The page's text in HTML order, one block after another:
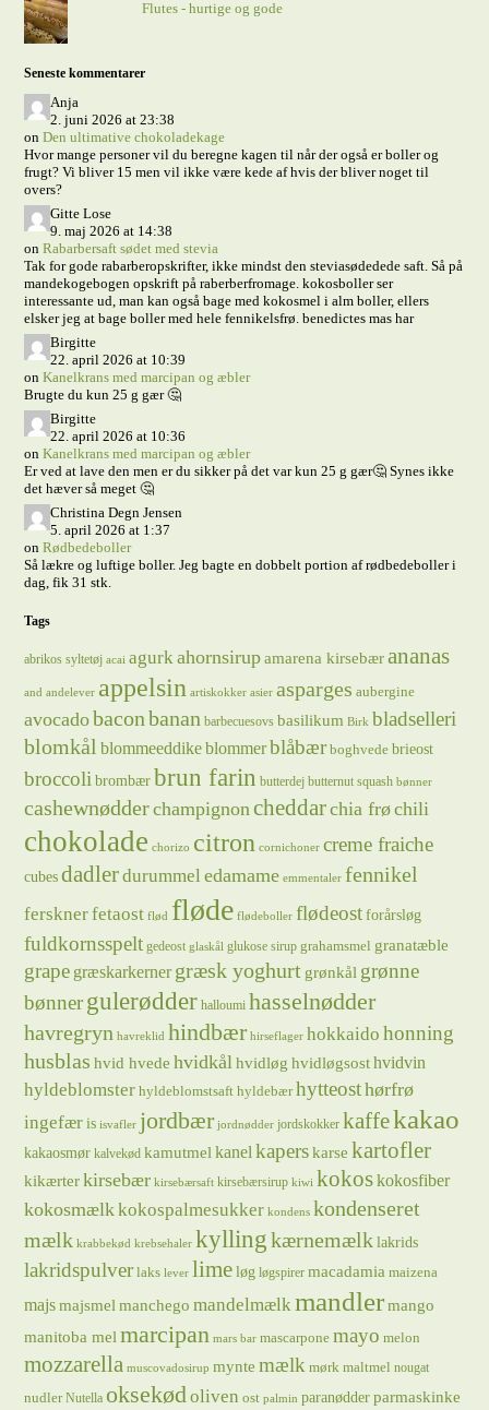
Flutes - hurtige og gode
Seneste kommentarer
Anja
2. juni 2026 at 23:38
onDen ultimative chokoladekage
Hvor mange personer vil du beregne kagen til når der også er boller og
frugt? Vi bliver 15 men vil ikke være kede af hvis der bliver noget til
overs?
Gitte Lose
9. maj 2026 at 14:38
onRabarbersaft sødet med stevia
Tak for gode rabarberopskrifter, ikke mindst den steviasødedede saft. Så på
mandekogebogen opskrift på raberberfromage. kokosboller ser
interessante ud, man kan også bage med kokosmel i alm boller, ellers
elsker jeg at bage boller med hele fennikelsfrø. benedictes mas har
Birgitte
22. april 2026 at 10:39
onKanelkrans med marcipan og æbler
Brugte du kun 25 g gær 🤔
Birgitte
22. april 2026 at 10:36
onKanelkrans med marcipan og æbler
Er ved at lave den men er du sikker på det var kun 25 g gær🤔 Synes ikke
det hæver så meget 🤔
Christina Degn Jensen
5. april 2026 at 1:37
onRødbedeboller
Så lækre og luftige boller. Jeg bagte en dobbelt portion af rødbedeboller i
dag, fik 31 stk.
Tags
abrikos syltetøj acai agurkahornsirupamarena kirsebærananas
and andelever appelsin artiskokker asier asparges aubergine
avocadobaconbanan barbecuesovs basilikum Birk bladselleri
blomkål blommeeddikeblommerblåbær boghvede brieost
broccoli brombær brun farin butterdej butternut squash bønner
cashewnødderchampignoncheddarchia frøchili
chokolade chorizo citron cornichoner creme fraiche
cubes dadlerdurummeledamame emmentaler fennikel
fersknerfetaost flød fløde flødeboller flødeost forårsløg
fuldkornsspelt gedeost glaskål glukose sirup grahamsmel granatæble
grape græskarkernergræsk yoghurt grønkål grønne
bønnergulerødder halloumi hasselnødder
havregryn havreklid hindbær hirseflager hokkaido honning
husblas hvid hvede hvidkålhvidløg hvidløgsost hvidvin
hyldeblomster hyldeblomstsaft hyldebær hytteosthørfrø
ingefær is isvafler jordbær jordnødder jordskokker kaffekakao
kakaosmør kalvekød kamutmel kanelkaperskarse kartofler
kikærterkirsebær kirsebærsaft kirsebærsirup kiwi kokoskokosfiber
kokosmælkkokospalmesukker kondens kondenseret
mælk krabbekød krebsehaler kylling kærnemælk lakrids
lakridspulver laks lever lime løg løgspirer macadamia maizena
majsmajsmel manchego mandelmælkmandler mango
manitoba mel marcipan mars bar mascarpone mayo melon
mozzarella muscovadosirup mynte mælk mørk maltmel nougat
nudler Nutella oksekødoliven ost palmin paranødder parmaskinke